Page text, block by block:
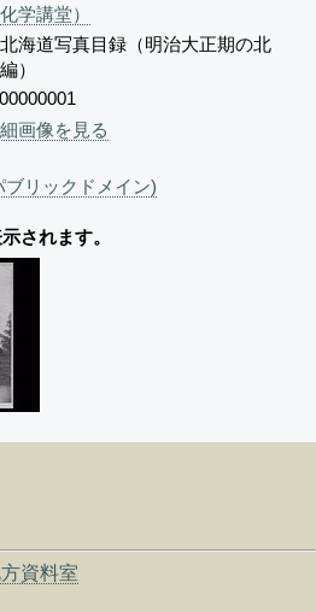
資料室
学講堂）
海道写真目録（明治大正期の北
）
画像を見る
ブリックドメイン)
されます。